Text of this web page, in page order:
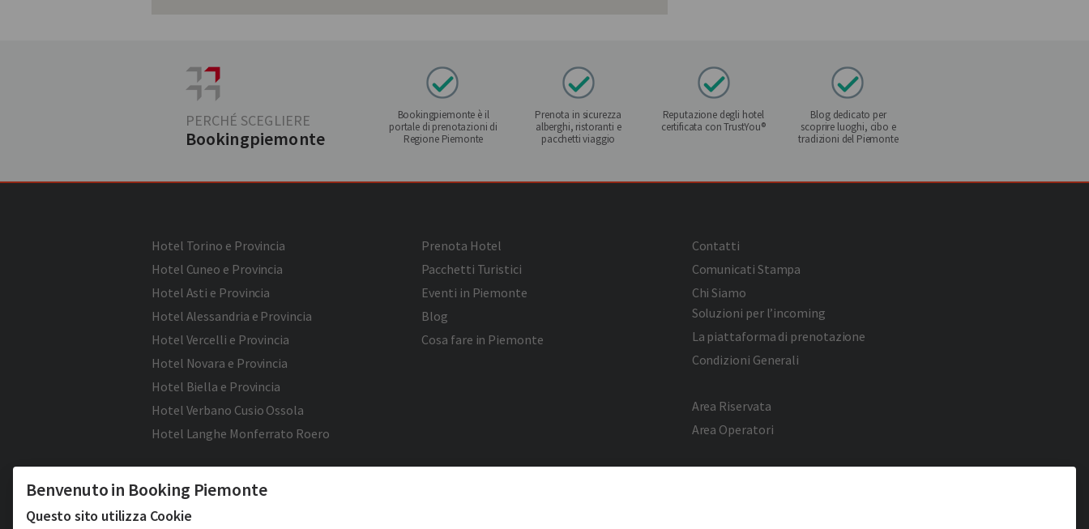
PERCHÉ SCEGLIERE
Bookingpiemonte
Bookingpiemonte è il
portale di prenotazioni di
Regione Piemonte
Prenota in sicurezza
alberghi, ristoranti e
pacchetti viaggio
Reputazione degli hotel
certificata con TrustYou®
Blog dedicato per
scoprire luoghi, cibo e
tradizioni del Piemonte
Hotel Torino e Provincia
Hotel Cuneo e Provincia
Hotel Asti e Provincia
Hotel Alessandria e Provincia
Hotel Vercelli e Provincia
Hotel Novara e Provincia
Hotel Biella e Provincia
Hotel Verbano Cusio Ossola
Hotel Langhe Monferrato Roero
Prenota Hotel
Pacchetti Turistici
Eventi in Piemonte
Blog
Cosa fare in Piemonte
Contatti
Comunicati Stampa
Chi Siamo
Soluzioni per l’incoming
La piattaforma di prenotazione
Condizioni Generali
Area Riservata
Area Operatori
Benvenuto in Booking Piemonte
Questo sito utilizza Cookie